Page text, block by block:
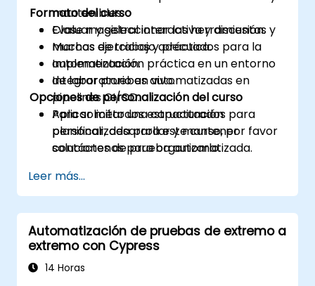
mantenibles.
Evaluar y seleccionar las herramientas y
marcos de trabajo adecuados para la
automatización.
Integrar pruebas automatizadas en
pipelines CI/CD.
Aplicar métodos estructurados para
planificar, desarrollar y mantener
soluciones de prueba automatizada.
familiarizarse con los formatos reales de
prueba.
Formato del curso
Clase magistral interactiva y discusión.
Muchas ejercicios y práctica.
Implementación práctica en un entorno
de laboratorio en vivo.
Opciones de personalización del curso
Para solicitar una capacitación
personalizada para este curso, por favor
contáctenos para organizarlo.
Leer más...
Automatización de pruebas de extremo a
extremo con Cypress
14 Horas